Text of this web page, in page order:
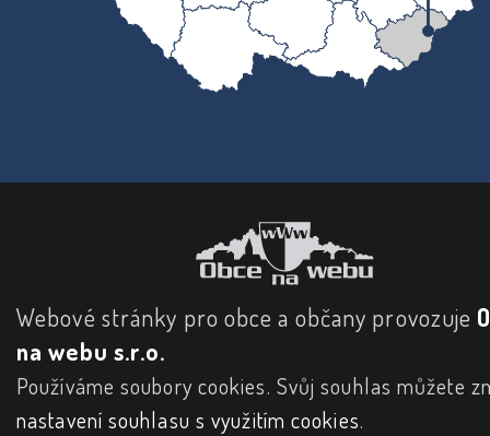
Webové stránky pro obce a občany provozuje
na webu s.r.o.
Používáme soubory cookies. Svůj souhlas můžete
nastavení souhlasu s využitím cookies.